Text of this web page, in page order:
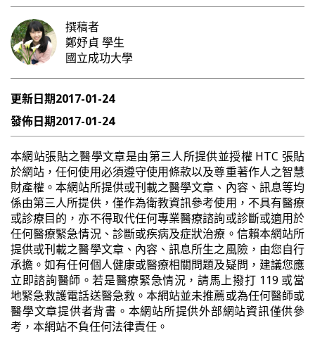
撰稿者
鄭妤貞 學生
國立成功大學
更新日期2017-01-24
發佈日期2017-01-24
本網站張貼之醫學文章是由第三人所提供並授權 HTC 張貼
於網站，任何使用必須遵守使用條款以及尊重著作人之智慧
財產權。本網站所提供或刊載之醫學文章、內容、訊息等均
係由第三人所提供，僅作為衛教資訊參考使用，不具有醫療
或診療目的，亦不得取代任何專業醫療諮詢或診斷或適用於
任何醫療緊急情況、診斷或疾病及症狀治療。信賴本網站所
提供或刊載之醫學文章、內容、訊息所生之風險，由您自行
承擔。如有任何個人健康或醫療相關問題及疑問，建議您應
立即諮詢醫師。若是醫療緊急情況，請馬上撥打 119 或當
地緊急救護電話送醫急救。本網站並未推薦或為任何醫師或
醫學文章提供者背書。本網站所提供外部網站資訊僅供參
考，本網站不負任何法律責任。